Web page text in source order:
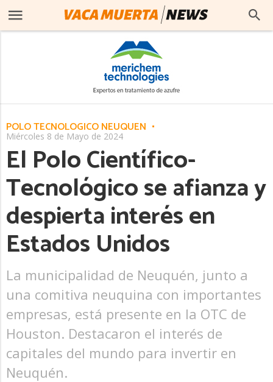
POLO TECNOLÓGICO NEUQUÉN
Miércoles 8 de Mayo de 2024
El Polo Científico-
Tecnológico se afianza y
despierta interés en
Estados Unidos
La municipalidad de Neuquén, junto a
una comitiva neuquina con importantes
empresas, está presente en la OTC de
Houston. Destacaron el interés de
capitales del mundo para invertir en
Neuquén.